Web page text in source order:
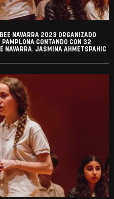
NAVARRA 2023 ORGANIZADO
CONTANDO CON 32
NAVARRA. JASMINA AHMETSPAHIC